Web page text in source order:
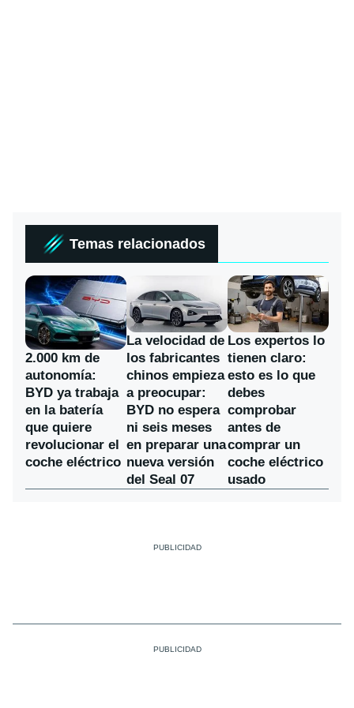
Temas relacionados
2.000 km de
autonomía:
BYD ya trabaja
en la batería
que quiere
revolucionar el
coche eléctrico
La velocidad de
los fabricantes
chinos empieza
a preocupar:
BYD no espera
ni seis meses
en preparar una
nueva versión
del Seal 07
Los expertos lo
tienen claro:
esto es lo que
debes
comprobar
antes de
comprar un
coche eléctrico
usado